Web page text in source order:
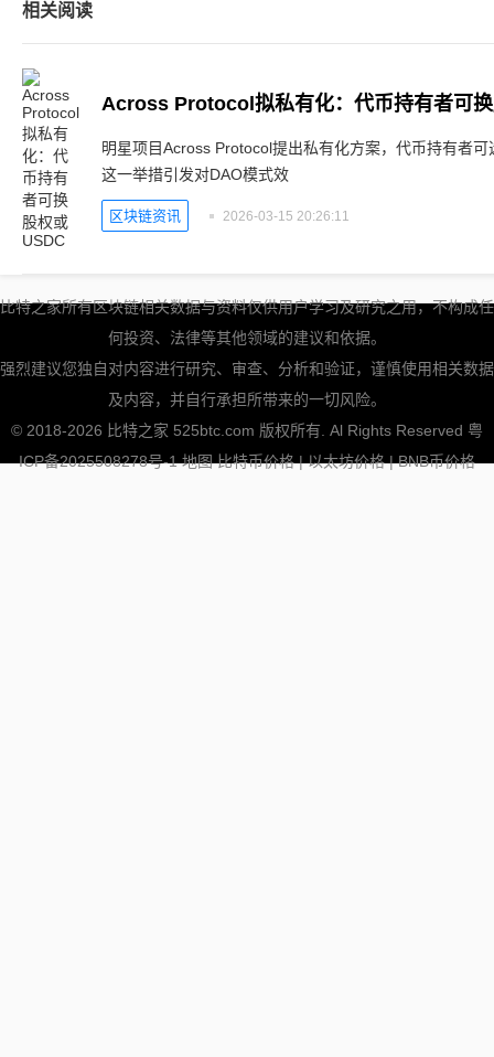
相关阅读
Across Protocol拟私有化：代币持有者可
明星项目Across Protocol提出私有化方案，代币持有者
这一举措引发对DAO模式效
区块链资讯 2026-03-15 20:26:11
比特之家所有区块链相关数据与资料仅供用户学习及研究之用，不构成任
何投资、法律等其他领域的建议和依据。
强烈建议您独自对内容进行研究、审查、分析和验证，谨慎使用相关数据
及内容，并自行承担所带来的一切风险。
© 2018-2026 比特之家 525btc.com 版权所有. Al Rights Reserved 粤
ICP备2025508278号-1 地图 比特币价格|以太坊价格|BNB币价格